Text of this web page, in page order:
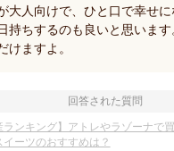
大人向けで、ひと口で幸せ
持ちするのも良いと思いま
けますよ。
回答された質問
ランキング】アトレやラゾーナで
ーツのおすすめは？